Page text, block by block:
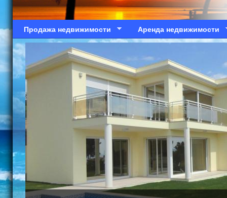
Продажа недвижимости Аренда недвижимости